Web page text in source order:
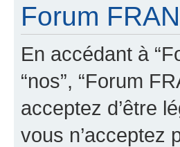
Forum
En accédant à
“nos”, “Forum
acceptez d’être
vous n’acceptez